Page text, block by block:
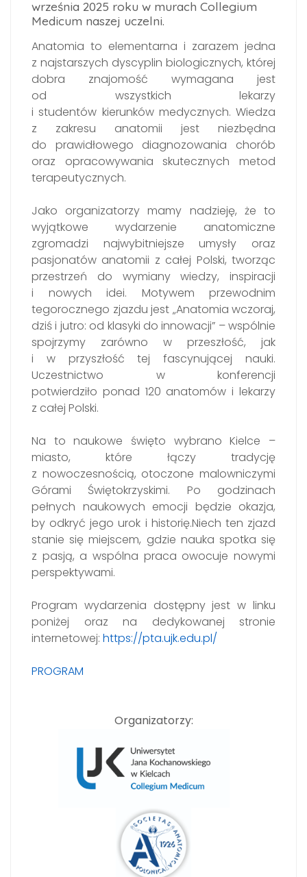
września 2025 roku w murach Collegium
Medicum naszej uczelni.
Anatomia to elementarna i zarazem jedna
z najstarszych dyscyplin biologicznych, której
dobra znajomość wymagana jest
od wszystkich lekarzy
i studentów kierunków medycznych. Wiedza
z zakresu anatomii jest niezbędna
do prawidłowego diagnozowania chorób
oraz opracowywania skutecznych metod
terapeutycznych.
Jako organizatorzy mamy nadzieję, że to
wyjątkowe wydarzenie anatomiczne
zgromadzi najwybitniejsze umysły oraz
pasjonatów anatomii z całej Polski, tworząc
przestrzeń do wymiany wiedzy, inspiracji
i nowych idei. Motywem przewodnim
tegorocznego zjazdu jest „Anatomia wczoraj,
dziś i jutro: od klasyki do innowacji” – wspólnie
spojrzymy zarówno w przeszłość, jak
i w przyszłość tej fascynującej nauki.
Uczestnictwo w konferencji
potwierdziło ponad 120 anatomów i lekarzy
z całej Polski.
Na to naukowe święto wybrano Kielce –
miasto, które łączy tradycję
z nowoczesnością, otoczone malowniczymi
Górami Świętokrzyskimi. Po godzinach
pełnych naukowych emocji będzie okazja,
by odkryć jego urok i historię.Niech ten zjazd
stanie się miejscem, gdzie nauka spotka się
z pasją, a wspólna praca owocuje nowymi
perspektywami.
Program wydarzenia dostępny jest w linku
poniżej oraz na dedykowanej stronie
internetowej: https://pta.ujk.edu.pl/
PROGRAM
Organizatorzy: